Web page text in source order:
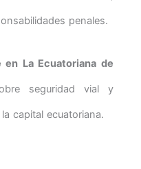
penales.
en La Ecuatoriana de
seguridad vial y
capital ecuatoriana.